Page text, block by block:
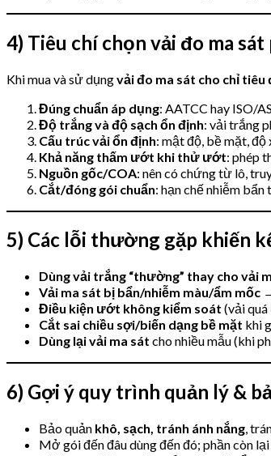
4) Tiêu chí chọn vải đo ma
Khi mua và sử dụngvải đo ma sát cho chỉ tiêu
Đúng chuẩn áp dụng: AATCC hay ISO/
Độ trắng và độ sạch ổn định: vải trắng
Cấu trúc vải ổn định: mật độ, bề mặt, độ
Khả năng thấm ướt khi thử ướt: phép
Nguồn gốc/COA: nên có chứng từ lô,
Cắt/đóng gói chuẩn: hạn chế nhiễm
5) Các lỗi thường gặp khiến
Dùng vải trắng “thường” thay cho vải
Vải ma sát bị bẩn/nhiễm màu/ẩm mốc
Điều kiện ướt không kiểm soát (vải
Cắt sai chiều sợi/biến dạng bề mặt khi
Dùng lại vải ma sát cho nhiều mẫu (khi
6) Gợi ý quy trình quản lý &
Bảo quản khô, sạch, tránh ánh nắng,
Mở gói đến đâu dùng đến đó; phần còn lại